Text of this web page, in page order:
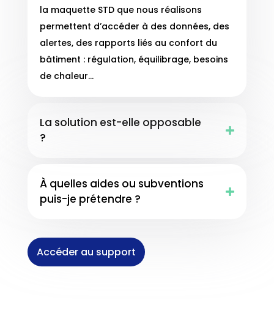
la maquette STD que nous réalisons
permettent d’accéder à des données, des
alertes, des rapports liés au confort du
bâtiment : régulation, équilibrage, besoins
de chaleur…
La solution est-elle opposable
?
À quelles aides ou subventions
puis-je prétendre ?
Accéder au support